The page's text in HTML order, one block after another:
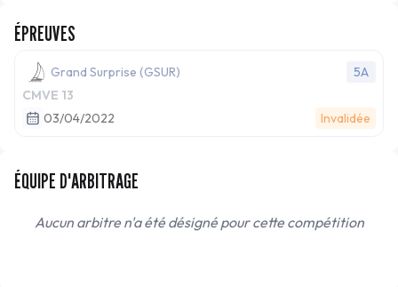
ÉPREUVES
Grand Surprise (GSUR)
5A
CMVE 13
03/04/2022
Invalidée
ÉQUIPE D'ARBITRAGE
Aucun arbitre n'a été désigné pour cette compétition